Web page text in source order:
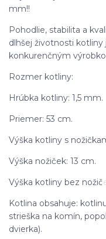
mm!!
Pohodlie, stabilita a
dlhšej životnosti
konkurenčným
Rozmer kotliny:
Hrúbka kotliny: 1,5 mm.
Priemer: 53 cm.
Výška kotliny s
Výška nožiček: 13 cm.
Výška kotliny bez
Kotlina obsahuje:
strieška na komín,
dvierka).